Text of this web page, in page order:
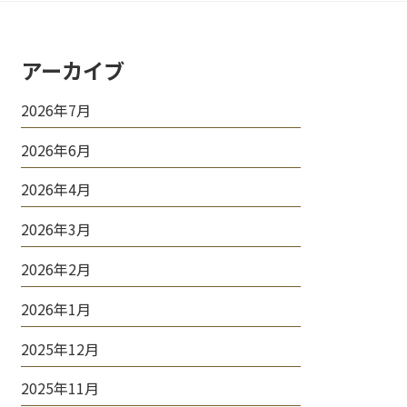
アーカイブ
2026年7月
2026年6月
2026年4月
2026年3月
2026年2月
2026年1月
2025年12月
2025年11月